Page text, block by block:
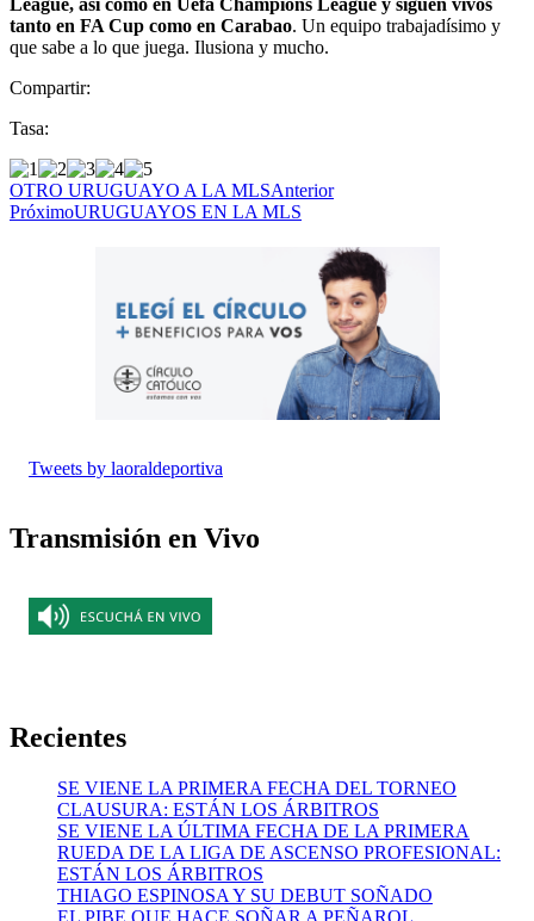
League, así como en Uefa Champions League y siguen vivos
tanto en FA Cup como en Carabao. Un equipo trabajadísimo y
que sabe a lo que juega. Ilusiona y mucho.
Compartir:
Tasa:
OTRO URUGUAYO A LA MLSAnterior
PróximoURUGUAYOS EN LA MLS
Tweets by laoraldeportiva
Transmisión en Vivo
Recientes
SE VIENE LA PRIMERA FECHA DEL TORNEO
CLAUSURA: ESTÁN LOS ÁRBITROS
SE VIENE LA ÚLTIMA FECHA DE LA PRIMERA
RUEDA DE LA LIGA DE ASCENSO PROFESIONAL:
ESTÁN LOS ÁRBITROS
THIAGO ESPINOSA Y SU DEBUT SOÑADO
EL PIBE QUE HACE SOÑAR A PEÑAROL